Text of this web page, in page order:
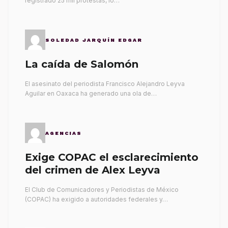
SOLEDAD JARQUÍN EDGAR
La caída de Salomón
El asesinato del periodista Francisco Alejandro Leyva
Aguilar en Oaxaca ha generado una ola de…
AGENCIAS
Exige COPAC el esclarecimiento
del crimen de Alex Leyva
El Club de Comunicadores y Periodistas de México
(COPAC) ha exigido a autoridades federales y…